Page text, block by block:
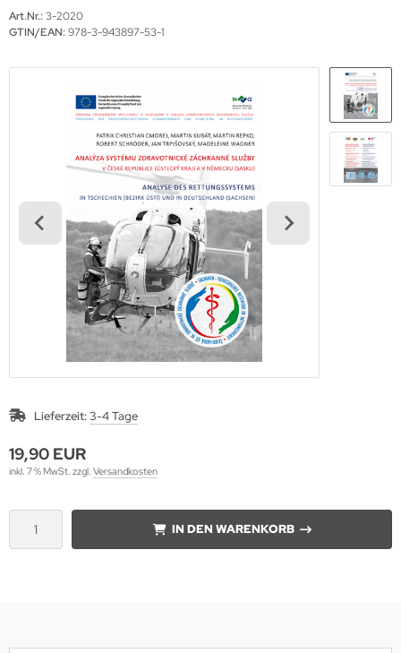
Art.Nr.: 3-2020
GTIN/EAN: 978-3-943897-53-1
Lieferzeit:3-4 Tage
19,90 EUR
inkl. 7 % MwSt. zzgl. Versandkosten
IN DEN WARENKORB